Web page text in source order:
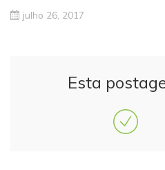
julho 26, 2017
Esta